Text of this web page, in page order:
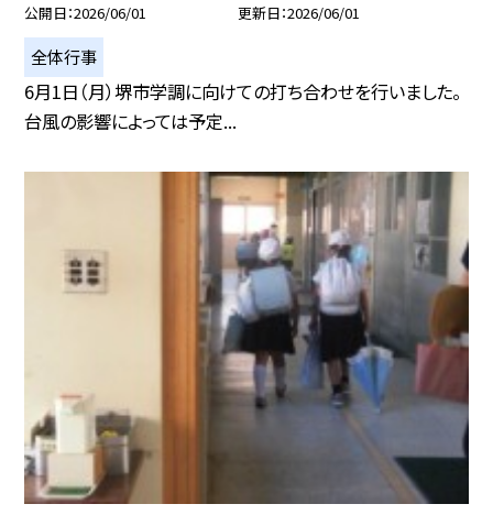
公開日 2026/06/01 更新日 2026/06/01
全体行事
6月1日（月）堺市学調に向けての打ち合わせを行いました。
台風の影響によっては予定...